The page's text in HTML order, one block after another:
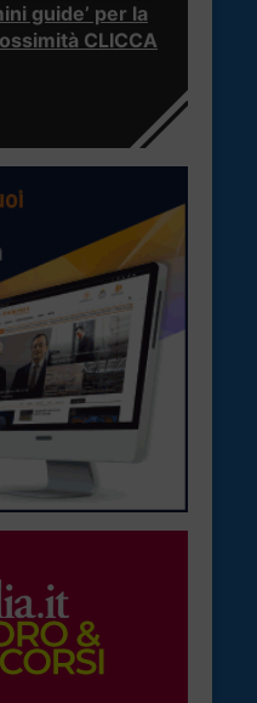
guide’ per la
CLICCA